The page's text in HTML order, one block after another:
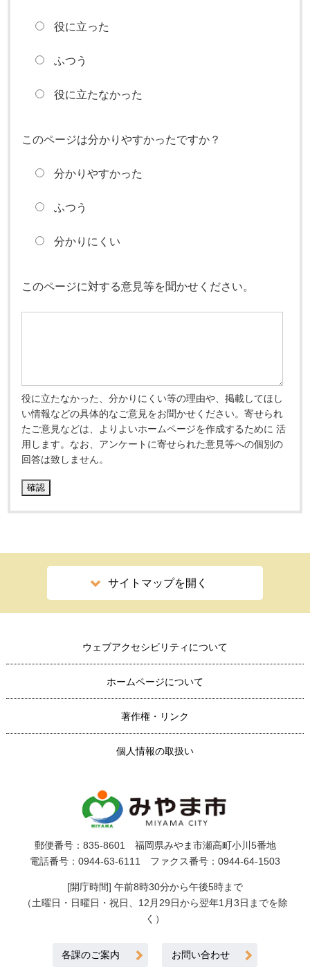
役に立った
ふつう
役に立たなかった
このページは分かりやすかったですか？
分かりやすかった
ふつう
分かりにくい
このページに対する意見等を聞かせください。
役に立たなかった、分かりにくい等の理由や、掲載してほし
い情報などの具体的なご意見をお聞かせください。寄せられ
たご意見などは、よりよいホームページを作成するために 活
用します。なお、アンケートに寄せられた意見等への個別の
回答は致しません。
サイトマップを開く
ウェブアクセシビリティについて
ホームページについて
著作権・リンク
個人情報の取扱い
郵便番号：835-8601 福岡県みやま市瀬高町小川5番地
電話番号：0944-63-6111 ファクス番号：0944-64-1503
[開庁時間] 午前8時30分から午後5時まで
（土曜日・日曜日・祝日、12月29日から翌年1月3日までを除
く）
各課のご案内 お問い合わせ